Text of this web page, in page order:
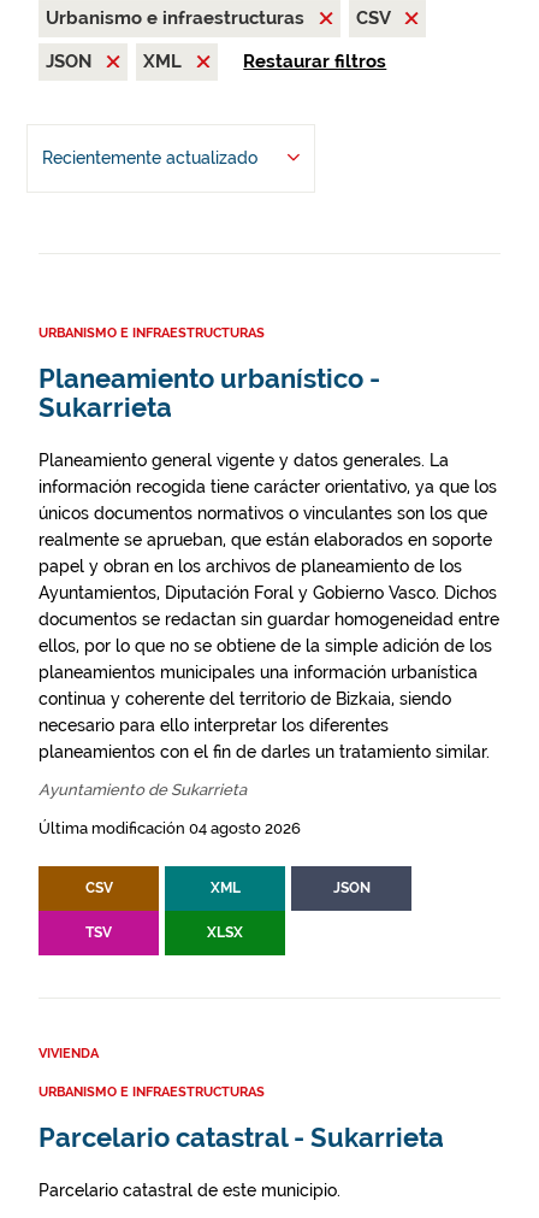
Urbanismo e infraestructuras
CSV
JSON
XML Restaurar filtros
Recientemente actualizado
URBANISMO E INFRAESTRUCTURAS
Planeamiento urbanístico -
Sukarrieta
Planeamiento general vigente y datos generales. La
información recogida tiene carácter orientativo, ya que los
únicos documentos normativos o vinculantes son los que
realmente se aprueban, que están elaborados en soporte
papel y obran en los archivos de planeamiento de los
Ayuntamientos, Diputación Foral y Gobierno Vasco. Dichos
documentos se redactan sin guardar homogeneidad entre
ellos, por lo que no se obtiene de la simple adición de los
planeamientos municipales una información urbanística
continua y coherente del territorio de Bizkaia, siendo
necesario para ello interpretar los diferentes
planeamientos con el fin de darles un tratamiento similar.
Ayuntamiento de Sukarrieta
Última modificación 04 agosto 2026
CSV XML JSON
TSV XLSX
VIVIENDA
URBANISMO E INFRAESTRUCTURAS
Parcelario catastral - Sukarrieta
Parcelario catastral de este municipio.